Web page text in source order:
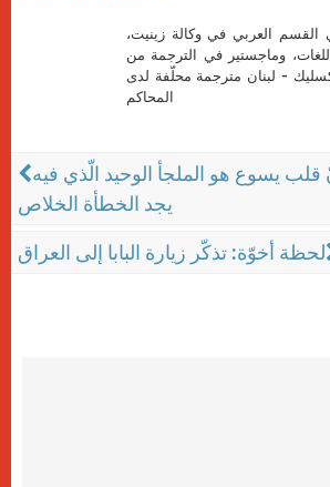
العربي في وكالة زينيت،
وماجستير في الترجمة من
- لبنان مترجمة محلّفة لدى
المحاكم
قلب يسوع هو الملجأ الوحيد الّذي فيه
يجد الخطأة الخلاص
لحظة أخوّة: تذكّر زيارة البابا إلى العراق